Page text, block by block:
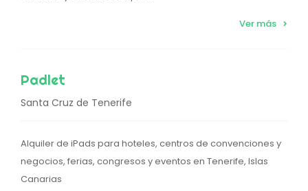
Ver más
Padlet
Santa Cruz de Tenerife
Alquiler de iPads para hoteles, centros de convenciones y
negocios, ferias, congresos y eventos en Tenerife, Islas
Canarias